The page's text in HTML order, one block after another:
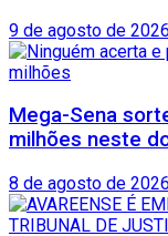
9 de agosto de 2026
Mega-Sena
milhões neste
8 de agosto de 2026